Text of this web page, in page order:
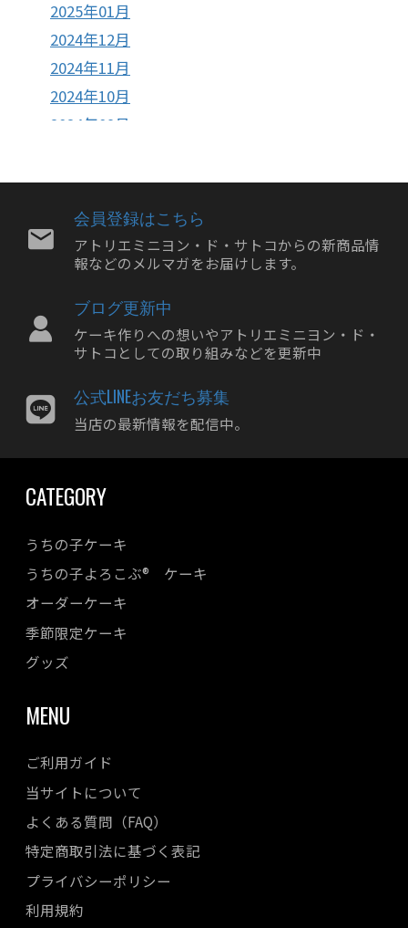
2025年01月
2024年12月
2024年11月
2024年10月
2024年09月
2024年07月
2024年06月
2024年05月
2024年04月
2024年02月
2024年01月
2023年11月
2023年10月
2023年09月
2023年08月
2023年06月
2023年05月
2023年04月
2023年03月
2023年02月
2022年12月
2022年10月
2022年08月
2022年07月
2022年06月
2022年05月
2022年04月
会員登録はこちら
アトリエミニヨン・ド・サトコからの新商品情
報などのメルマガをお届けします。
ブログ更新中
ケーキ作りへの想いやアトリエミニヨン・ド・
サトコとしての取り組みなどを更新中
公式LINEお友だち募集
当店の最新情報を配信中。
CATEGORY
うちの子ケーキ
うちの子よろこぶ® ケーキ
オーダーケーキ
季節限定ケーキ
グッズ
MENU
ご利用ガイド
当サイトについて
よくある質問（FAQ）
特定商取引法に基づく表記
プライバシーポリシー
利用規約